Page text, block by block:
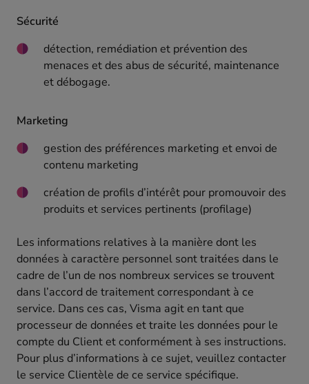
Sécurité
détection, remédiation et prévention des
menaces et des abus de sécurité, maintenance
et débogage.
Marketing
gestion des préférences marketing et envoi de
contenu marketing
création de profils d’intérêt pour promouvoir des
produits et services pertinents (profilage)
Les informations relatives à la manière dont les
données à caractère personnel sont traitées dans le
cadre de l’un de nos nombreux services se trouvent
dans l’accord de traitement correspondant à ce
service. Dans ces cas, Visma agit en tant que
processeur de données et traite les données pour le
compte du Client et conformément à ses instructions.
Pour plus d’informations à ce sujet, veuillez contacter
le service Clientèle de ce service spécifique.